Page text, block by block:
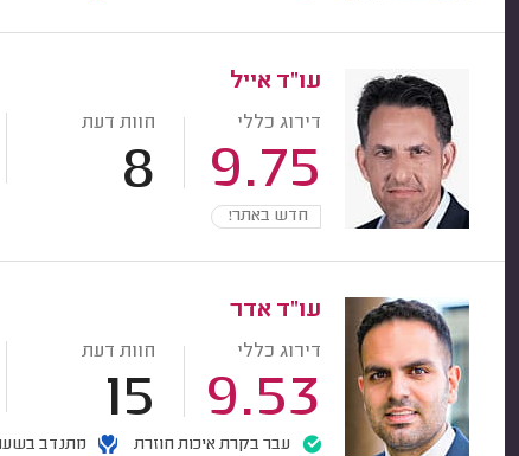
עו"ד אייל
דירוג כללי
9.75
חוות דעת
8
חדש באתר!
עו"ד אדר
דירוג כללי
9.53
חוות דעת
15
עבר בקרת איכות חוזרת מתנדב